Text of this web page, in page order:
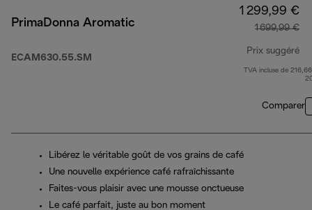
PrimaDonna Aromatic
ECAM630.55.SM
1 299,99 €
1 699,99 €
Prix suggéré
TVA incluse de
Comparer
Libérez le véritable goût de vos grains de café
Une nouvelle expérience café rafraîchissante
Faites-vous plaisir avec une mousse onctueuse
Le café parfait, juste au bon moment